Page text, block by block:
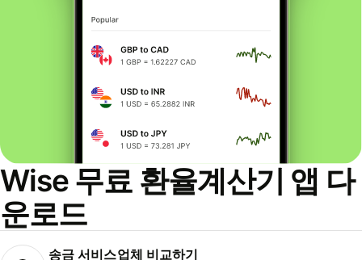
Wise 무료 환율계산기 앱 다
운로드
송금 서비스업체 비교하기